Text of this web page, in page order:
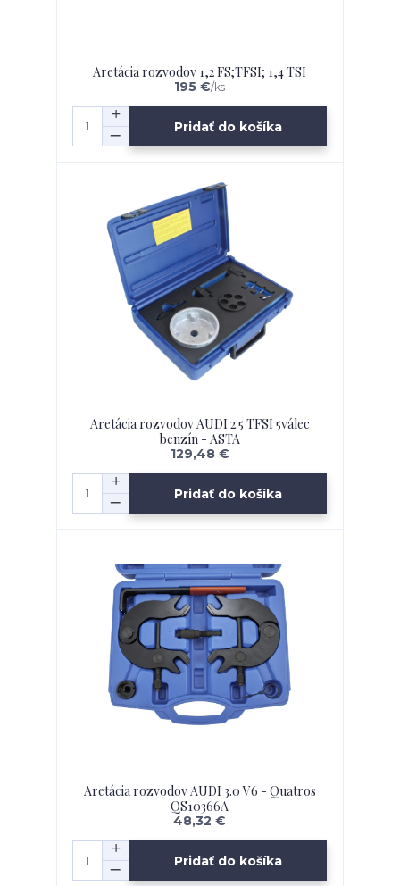
Aretácia rozvodov 1,2 FS;TFSI; 1,4 TSI
195 €/ks
Pridať do košíka
Aretácia rozvodov AUDI 2.5 TFSI 5válec
benzín - ASTA
129,48 €
Pridať do košíka
Aretácia rozvodov AUDI 3.0 V6 - Quatros
QS10366A
48,32 €
Pridať do košíka